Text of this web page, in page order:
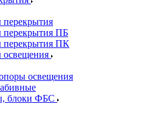
ПБ
ПК
освещения
блоки ФБС